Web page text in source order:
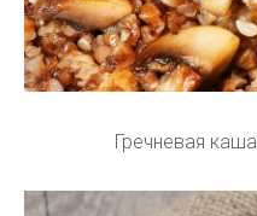
Гречневая